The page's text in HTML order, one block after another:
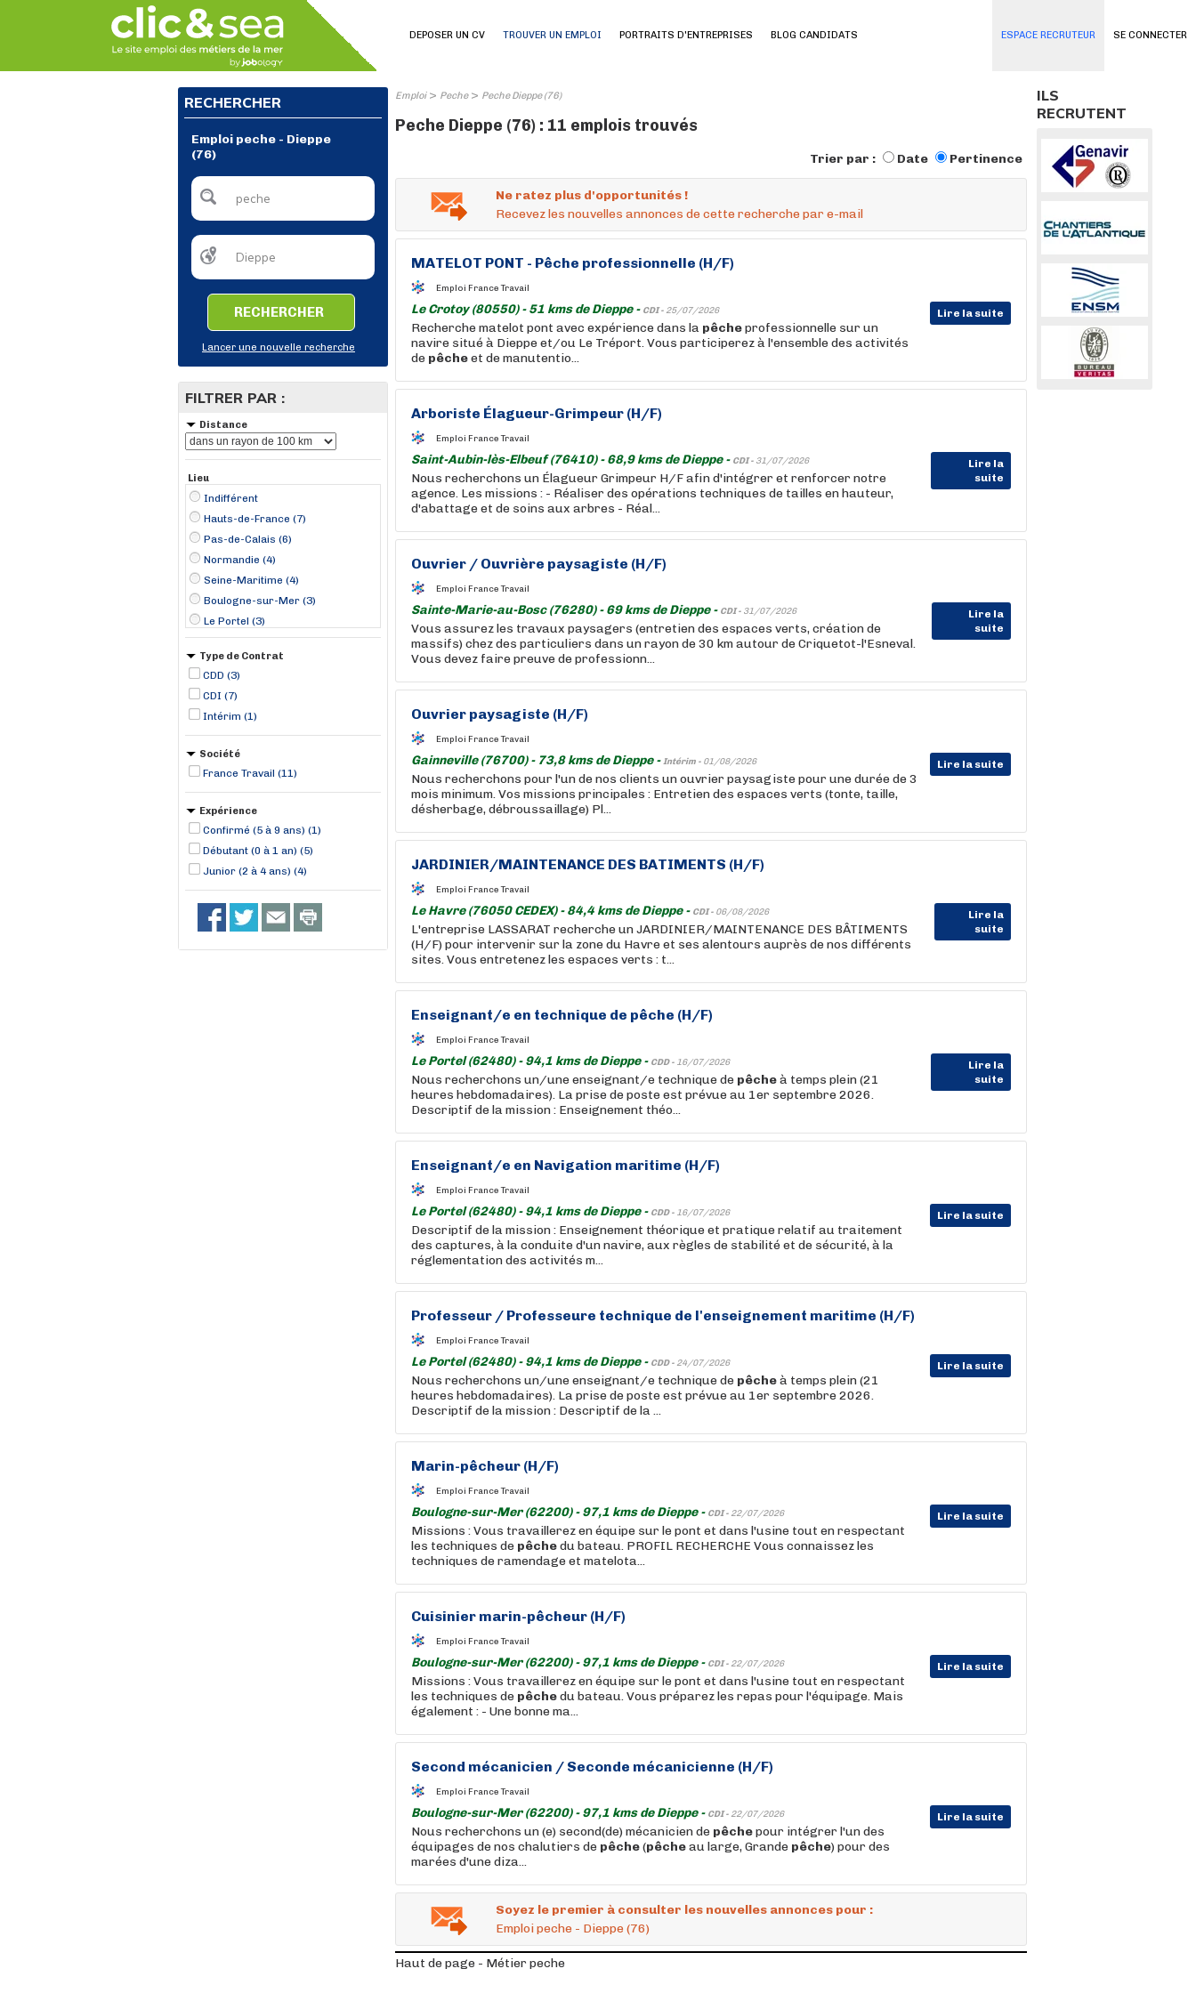
SE CONNECTER
DEPOSER UN CV TROUVER UN EMPLOI PORTRAITS D'ENTREPRISES BLOG CANDIDATS ESPACE RECRUTEUR
RECHERCHER
Emploi peche - Dieppe
(76)
RECHERCHER
Lancer une nouvelle recherche
FILTRER PAR :
Distance
Lieu
Indifférent
Hauts-de-France (7)
Pas-de-Calais (6)
Normandie (4)
Seine-Maritime (4)
Boulogne-sur-Mer (3)
Le Portel (3)
Gainneville (1)
Le Crotoy (1)
Le Havre (1)
Saint-Aubin-lès-Elbeuf (1)
Sainte-Marie-au-Bosc (1)
Type de Contrat
CDD (3)
CDI (7)
Intérim (1)
Société
France Travail (11)
Expérience
Confirmé (5 à 9 ans) (1)
Débutant (0 à 1 an) (5)
Junior (2 à 4 ans) (4)
Emploi> Peche> Peche Dieppe (76)
Peche Dieppe (76) : 11 emplois trouvés
Trier par : Date Pertinence
Ne ratez plus d'opportunités !
Recevez les nouvelles annonces de cette recherche par e-mail
MATELOT PONT - Pêche professionnelle (H/F)
Emploi France Travail
Le Crotoy (80550) - 51 kms de Dieppe - CDI - 25/07/2026 Lire la suite
Recherche matelot pont avec expérience dans la pêcheprofessionnelle sur un
navire situé à Dieppe et/ou Le Tréport. Vous participerez à l'ensemble des activités
de pêcheet de manutentio...
Arboriste Élagueur-Grimpeur (H/F)
Emploi France Travail
Saint-Aubin-lès-Elbeuf (76410) - 68,9 kms de Dieppe - CDI - 31/07/2026
Lire la
suite
Nous recherchons un Élagueur Grimpeur H/F afin d'intégrer et renforcer notre
agence. Les missions : - Réaliser des opérations techniques de tailles en hauteur,
d'abattage et de soins aux arbres - Réal...
Ouvrier / Ouvrière paysagiste (H/F)
Emploi France Travail
Sainte-Marie-au-Bosc (76280) - 69 kms de Dieppe - CDI - 31/07/2026
Lire la
suite
Vous assurez les travaux paysagers (entretien des espaces verts, création de
massifs) chez des particuliers dans un rayon de 30 km autour de Criquetot-l'Esneval.
Vous devez faire preuve de professionn...
Ouvrier paysagiste (H/F)
Emploi France Travail
Gainneville (76700) - 73,8 kms de Dieppe -Intérim - 01/08/2026 Lire la suite
Nous recherchons pour l'un de nos clients un ouvrier paysagiste pour une durée de 3
mois minimum. Vos missions principales : Entretien des espaces verts (tonte, taille,
désherbage, débroussaillage) Pl...
JARDINIER/MAINTENANCE DES BATIMENTS (H/F)
Emploi France Travail
Le Havre (76050 CEDEX) - 84,4 kms de Dieppe - CDI - 06/08/2026
Lire la
suite
L'entreprise LASSARAT recherche un JARDINIER/MAINTENANCE DES BÂTIMENTS
(H/F) pour intervenir sur la zone du Havre et ses alentours auprès de nos différents
sites. Vous entretenez les espaces verts : t...
Enseignant/e en technique de pêche (H/F)
Emploi France Travail
Le Portel (62480) - 94,1 kms de Dieppe - CDD - 16/07/2026
Lire la
suite
Nous recherchons un/une enseignant/e technique de pêcheà temps plein (21
heures hebdomadaires). La prise de poste est prévue au 1er septembre 2026.
Descriptif de la mission : Enseignement théo...
Enseignant/e en Navigation maritime (H/F)
Emploi France Travail
Le Portel (62480) - 94,1 kms de Dieppe - CDD - 16/07/2026 Lire la suite
Descriptif de la mission : Enseignement théorique et pratique relatif au traitement
des captures, à la conduite d'un navire, aux règles de stabilité et de sécurité, à la
réglementation des activités m...
Professeur / Professeure technique de l'enseignement maritime (H/F)
Emploi France Travail
Le Portel (62480) - 94,1 kms de Dieppe - CDD - 24/07/2026 Lire la suite
Nous recherchons un/une enseignant/e technique de pêcheà temps plein (21
heures hebdomadaires). La prise de poste est prévue au 1er septembre 2026.
Descriptif de la mission : Descriptif de la ...
Marin-pêcheur (H/F)
Emploi France Travail
Boulogne-sur-Mer (62200) - 97,1 kms de Dieppe - CDI - 22/07/2026 Lire la suite
Missions : Vous travaillerez en équipe sur le pont et dans l'usine tout en respectant
les techniques de pêchedu bateau. PROFIL RECHERCHE Vous connaissez les
techniques de ramendage et matelota...
Cuisinier marin-pêcheur (H/F)
Emploi France Travail
Boulogne-sur-Mer (62200) - 97,1 kms de Dieppe - CDI - 22/07/2026 Lire la suite
Missions : Vous travaillerez en équipe sur le pont et dans l'usine tout en respectant
les techniques de pêchedu bateau. Vous préparez les repas pour l'équipage. Mais
également : - Une bonne ma...
Second mécanicien / Seconde mécanicienne (H/F)
Emploi France Travail
Boulogne-sur-Mer (62200) - 97,1 kms de Dieppe - CDI - 22/07/2026 Lire la suite
Nous recherchons un (e) second(de) mécanicien de pêchepour intégrer l'un des
équipages de nos chalutiers de pêche(pêcheau large, Grande pêche) pour des
marées d'une diza...
Soyez le premier à consulter les nouvelles annonces pour :
Emploi peche - Dieppe (76)
Haut de page - Métier peche
ILS
RECRUTENT